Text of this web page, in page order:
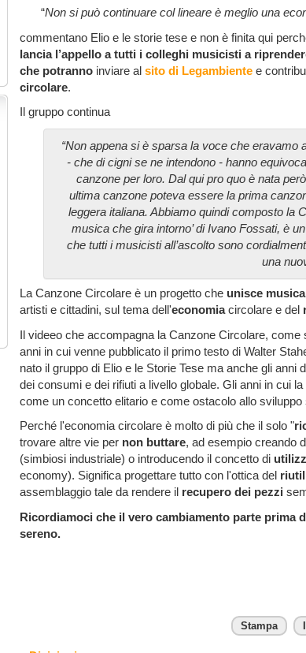
“Non si può continuare col lineare è meglio una
commentano Elio e le storie tese e non è finita qui
lancia l’appello a tutti i colleghi musicisti a
che potranno inviare alsito di Legambiente e
circolare.
Il gruppo continua
“Non appena si è sparsa la voce che eravamo
- che di cigni se ne intendono - hanno
canzone per loro. Dal qui pro quo è nata
ultima canzone poteva essere la prima
leggera italiana. Abbiamo quindi composto la
musica che gira intorno’ di Ivano Fossati, è
che tutti i musicisti all’ascolto sono
una
La Canzone Circolare è un progetto che unisce
artisti e cittadini, sul tema dell'economiacircolare e del
Il videeo che accompagna la Canzone Circolare, come
anni in cui venne pubblicato il primo testo di Walter
nato il gruppo di Elio e le Storie Tese ma anche gli
dei consumi e dei rifiuti a livello globale. Gli anni in cui la
come un concetto elitario e come ostacolo allo sviluppo
Perché l'economia circolare è molto di più che il solo "
trovare altre vie per non buttare, ad esempio creando
(simbiosi industriale) o introducendo il concetto di
economy). Significa progettare tutto con l'ottica del
assemblaggio tale da rendere il recupero dei pezzi
Ricordiamoci che il vero cambiamento parte prima
sereno.
Stampa